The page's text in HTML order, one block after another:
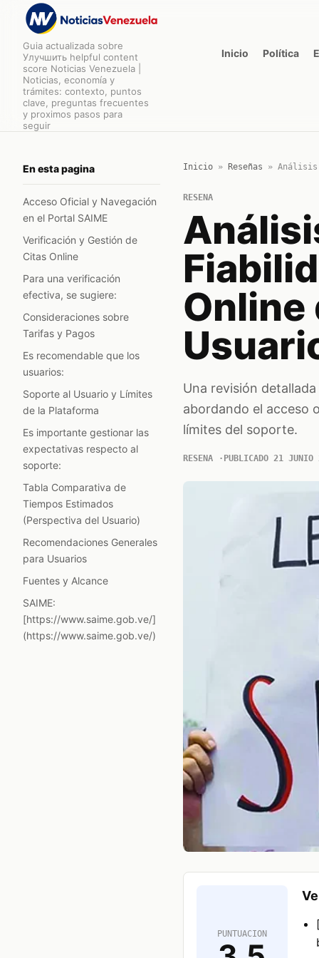
Guia actualizada sobre
Улучшить helpful content
score Noticias Venezuela |
Noticias, economía y
trámites: contexto, puntos
clave, preguntas frecuentes
y proximos pasos para
seguir
Inicio Política
En esta pagina
Acceso Oficial y Navegación
en el Portal SAIME
Verificación y Gestión de
Citas Online
Para una verificación
efectiva, se sugiere:
Consideraciones sobre
Tarifas y Pagos
Es recomendable que los
usuarios:
Soporte al Usuario y Límites
de la Plataforma
Es importante gestionar las
expectativas respecto al
soporte:
Tabla Comparativa de
Tiempos Estimados
(Perspectiva del Usuario)
Recomendaciones Generales
para Usuarios
Fuentes y Alcance
SAIME:
[https://www.saime.gob.ve/]
(https://www.saime.gob.ve/)
Inicio» Reseñas » Análisis
RESENA
Online
Una revisión
abordando el acceso
límites del soporte.
RESENA PUBLICADO 21 JUNIO
PUNTUACION